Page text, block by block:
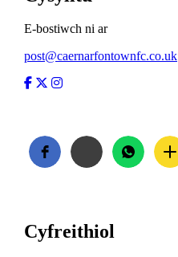
E-bostiwch ni ar
post@caernarfontownfc.co.uk
Facebook
Twitter
Instagram
Cyfreithiol